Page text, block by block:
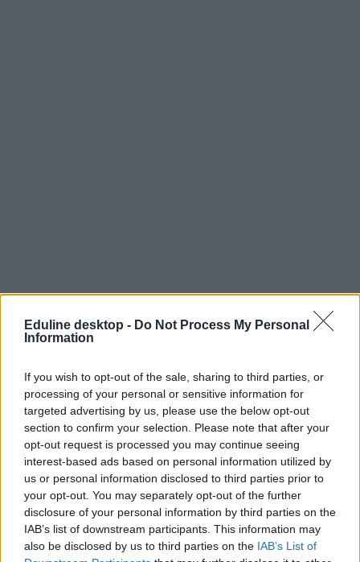
Eduline desktop - Do Not Process My Personal
Information
If you wish to opt-out of the sale, sharing to third parties, or
processing of your personal or sensitive information for
targeted advertising by us, please use the below opt-out
section to confirm your selection. Please note that after your
opt-out request is processed you may continue seeing
interest-based ads based on personal information utilized by
us or personal information disclosed to third parties prior to
your opt-out. You may separately opt-out of the further
disclosure of your personal information by third parties on the
IAB’s list of downstream participants. This information may
also be disclosed by us to third parties on the IAB’s List of
tanársztrájk
polgári engedetlenség
kormányinfó
tanárok fizetése
Gulyás Gergely
március 16 sztrájk
engedetlenség